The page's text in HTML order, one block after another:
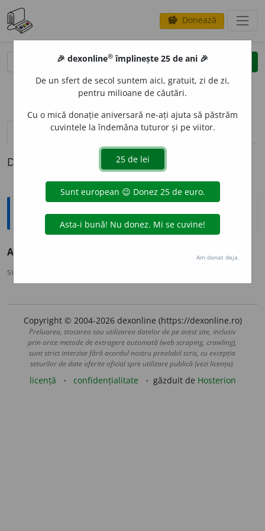
savings Donează
clear
opțiuni
definiții (1)
Definiția cu ID-ul 68841:
Antonime
A holba
sursa:
Copyright © 2004-2026 dexonline (https://dexonline.ro)
Preluarea, stocarea sau utilizarea datelor de pe acest site, inclusiv
prin orice metode de extragere automată (web scraping, crawling),
sunt strict interzise fără acordul nostru prealabil scris, cu excepția
seturilor de date oferite oficial spre utilizare publică (vezi licența).
licență confidențialitate găzduit de Hosterion
🎉 dexonline® împlinește 25 de ani 🎉
De un sfert de secol suntem aici, gratuit, zi de zi,
pentru milioane de căutări.
Cu o mică donație aniversară ne-ați ajuta să păstrăm
cuvintele la îndemâna tuturor și pe viitor.
Am donat deja.